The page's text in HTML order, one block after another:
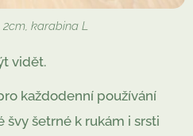
2cm, karabina L
vidět.
každodenní používání
švy šetrné k rukám i srsti